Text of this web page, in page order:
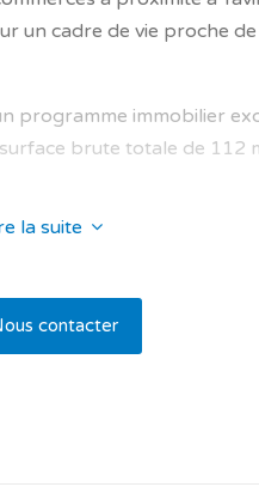
un cadre de vie proche
programme immobilier
brute totale de 112
ascenseur au style
un w.c séparés. Il est très
est avec balcon de
la suite
contacter